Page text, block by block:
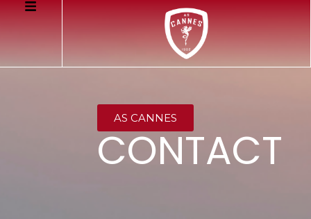
AS CANNES
CONTACT